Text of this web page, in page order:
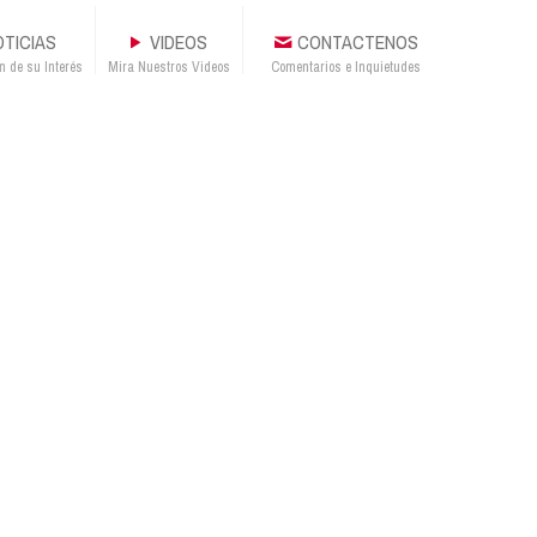
de su Interés
VIDEOS
Mira Nuestros Videos
CONTACTENOS
Comentarios e Inquietudes